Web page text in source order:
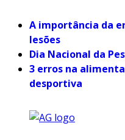
A importância da
lesões
Dia Nacional da
3 erros na
desportiva